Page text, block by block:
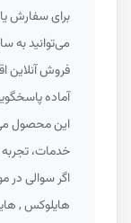
برای سفارش
می‌توانید به
فروش آنلاین
آماده پاسخگویی
این محصول
خدمات، تجربه
اگر سوالی در
هایلوکس , هایس )